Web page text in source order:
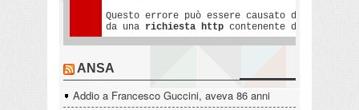
ANSA
Addio a Francesco Guccini, aveva 86 anni